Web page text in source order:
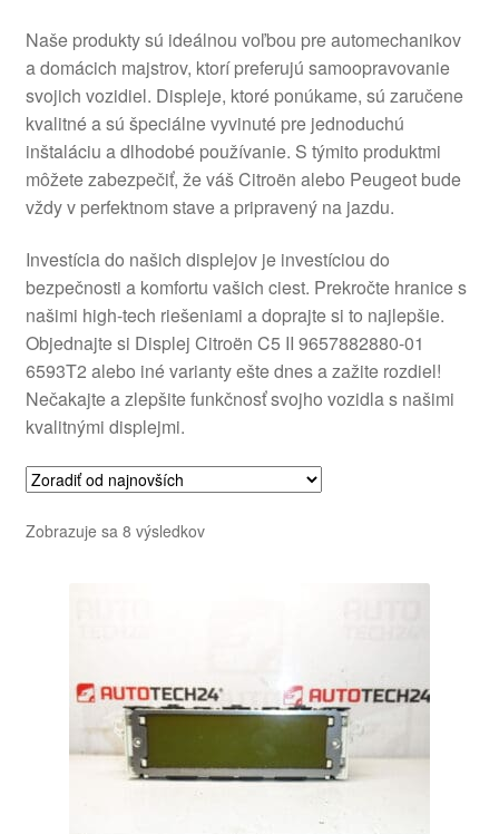
Platby
Pokladňa
Reklamace
Reklamačný poriadok
Naše produkty sú ideálnou voľbou pre automechanikov
a domácich majstrov, ktorí preferujú samoopravovanie
svojich vozidiel. Displeje, ktoré ponúkame, sú zaručene
kvalitné a sú špeciálne vyvinuté pre jednoduchú
inštaláciu a dlhodobé používanie. S týmito produktmi
môžete zabezpečiť, že váš Citroën alebo Peugeot bude
vždy v perfektnom stave a pripravený na jazdu.
Investícia do našich displejov je investíciou do
bezpečnosti a komfortu vašich ciest. Prekročte hranice s
našimi high-tech riešeniami a doprajte si to najlepšie.
Objednajte si Displej Citroën C5 II 9657882880-01
6593T2 alebo iné varianty ešte dnes a zažite rozdiel!
Nečakajte a zlepšite funkčnosť svojho vozidla s našimi
kvalitnými displejmi.
Zobrazuje sa 8 výsledkovZoradené